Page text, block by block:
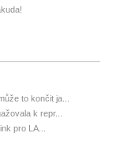
to končit ja...
k repr...
pro LA...